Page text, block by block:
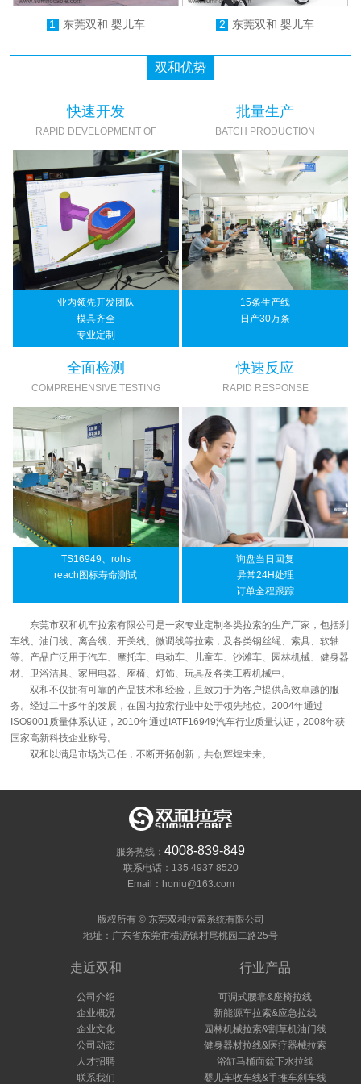
1 东莞双和 婴儿车 2 东莞双和 婴儿车
双和优势
快速开发
RAPID DEVELOPMENT OF
业内领先开发团队
模具齐全
专业定制
批量生产
BATCH PRODUCTION
15条生产线
日产30万条
全面检测
COMPREHENSIVE TESTING
TS16949、rohs
reach图标寿命测试
快速反应
RAPID RESPONSE
询盘当日回复
异常24H处理
订单全程跟踪
东莞市双和机车拉索有限公司是一家专业定制各类拉索的生产厂家，包括刹
车线、油门线、离合线、开关线、微调线等拉索，及各类钢丝绳、索具、软轴
等。产品广泛用于汽车、摩托车、电动车、儿童车、沙滩车、园林机械、健身器
材、卫浴洁具、家用电器、座椅、灯饰、玩具及各类工程机械中。
双和不仅拥有可靠的产品技术和经验，且致力于为客户提供高效卓越的服
务。经过二十多年的发展，在国内拉索行业中处于领先地位。2004年通过
ISO9001质量体系认证，2010年通过IATF16949汽车行业质量认证，2008年获
国家高新科技企业称号。
双和以满足市场为己任，不断开拓创新，共创辉煌未来。
服务热线： 4008-839-849
联系电话：135 4937 8520
Email：honiu@163.com
版权所有 © 东莞双和拉索系统有限公司
地址：广东省东莞市横沥镇村尾桃园二路25号
走近双和
公司介绍
企业概况
企业文化
公司动态
人才招聘
联系我们
行业产品
可调式腰靠&座椅拉线
新能源车拉索&应急拉线
园林机械拉索&割草机油门线
健身器材拉线&医疗器械拉索
浴缸马桶面盆下水拉线
婴儿车收车线&手推车刹车线